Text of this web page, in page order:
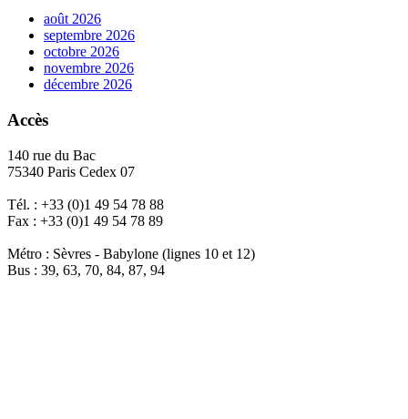
août 2026
septembre 2026
octobre 2026
novembre 2026
décembre 2026
Accès
140 rue du Bac
75340 Paris Cedex 07
Tél. : +33 (0)1 49 54 78 88
Fax : +33 (0)1 49 54 78 89
Métro : Sèvres - Babylone (lignes 10 et 12)
Bus : 39, 63, 70, 84, 87, 94